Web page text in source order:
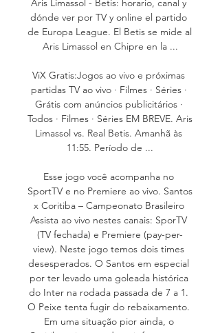
Aris Limassol - Betis: horario, canal y
dónde ver por TV y online el partido
de Europa League. El Betis se mide al
Aris Limassol en Chipre en la ...
ViX Gratis:Jogos ao vivo e próximas
partidas TV ao vivo · Filmes · Séries ·
Grátis com anúncios publicitários ·
Todos · Filmes · Séries EM BREVE. Aris
Limassol vs. Real Betis. Amanhã às
11:55. Período de ...
Esse jogo você acompanha no
SportTV e no Premiere ao vivo. Santos
x Coritiba – Campeonato Brasileiro
Assista ao vivo nestes canais: SporTV
(TV fechada) e Premiere (pay-per-
view). Neste jogo temos dois times
desesperados. O Santos em especial
por ter levado uma goleada histórica
do Inter na rodada passada de 7 a 1.
O Peixe tenta fugir do rebaixamento.
Em uma situação pior ainda, o